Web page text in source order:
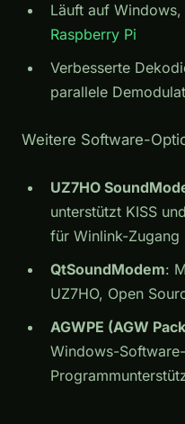
Läuft auf
Raspberry Pi
Verbesserte
parallele
Weitere Software-
UZ7HO
unterstützt KISS
für Winlink-Zugang
QtSoundModem:
UZ7HO, Open
AGWPE (AGW
Windows-